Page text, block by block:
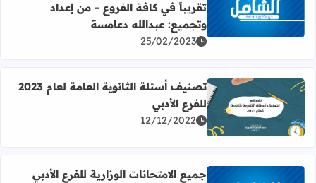
اقرأ المزيد عن سلسلة الشامل التعليمية لجميع المواد
تقريباً في كافة الفروع - من إعداد
وتجميع: عبدالله دعامسة
25/02/2023
اقرأ المزيد عن تصنيف أسئلة الثانوية العامة لعام 2023 للفرع الأدبي
تصنيف أسئلة الثانوية العامة لعام 2023
للفرع الأدبي
12/12/2022
جميع الامتحانات الوزارية للفرع الأدبي